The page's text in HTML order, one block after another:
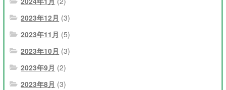
2023年12月 (3)
2023年11月 (5)
2023年10月 (3)
2023年9月 (2)
2023年8月 (3)